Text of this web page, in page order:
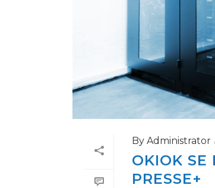
By Administrator
OKIOK SE
PRESSE+